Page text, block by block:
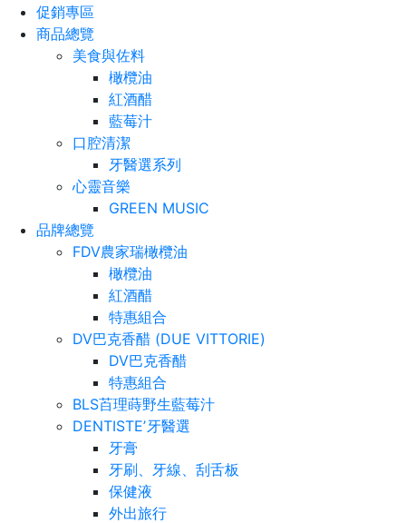
促銷專區
商品總覽
美食與佐料
橄欖油
紅酒醋
藍莓汁
口腔清潔
牙醫選系列
心靈音樂
GREEN MUSIC
品牌總覽
FDV農家瑞橄欖油
橄欖油
紅酒醋
特惠組合
DV巴克香醋 (DUE VITTORIE)
DV巴克香醋
特惠組合
BLS苩理蒔野生藍莓汁
DENTISTEʼ牙醫選
牙膏
牙刷、牙線、刮舌板
保健液
外出旅行